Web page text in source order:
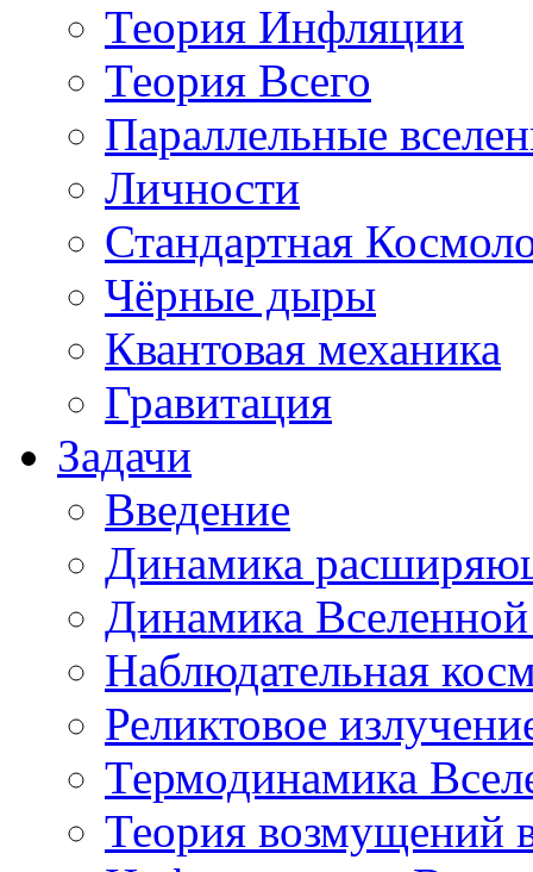
Теория Инфляции
Теория Всего
Параллельные
Личности
Стандартная
Чёрные дыры
Квантовая механика
Гравитация
Задачи
Введение
Динамика
Динамика
Наблюдательная
Реликтовое
Термодинамика
Теория возмущений